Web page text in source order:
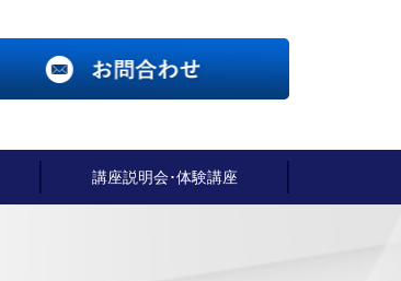
講座説明会･体験講座